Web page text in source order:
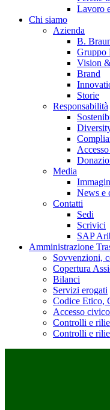
Catalogo prodotti
Trova il prodotto
Lavoro
Chi siamo
Azienda
B.
Gruppo
Vision
Brand
Storie
Responsabilità
Media
News e
Contatti
Sedi
Scrivici
SAP
Amministrazione
Sovvenzioni,
Copertura
Bilanci
Servizi erogati
Codice Etico,
Accesso civico
Controlli e
Controlli e